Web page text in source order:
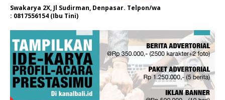
Swakarya 2X, Jl Sudirman, Denpasar. Telpon/wa
: 0817556154 (Ibu Tini)